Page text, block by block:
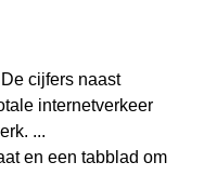
cijfers naast
internetverkeer
...
en een tabblad om